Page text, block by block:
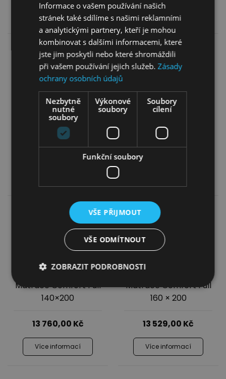
Více informací Více informací
Matrace Comfort Full
100 × 200
Kč
Matrace Comfort Full
120 × 200
12 260,00
Matrace Comfort Full
140×200
13 760,00 Kč
Více informací
Matrace Comfort Full
160 × 200
13 529,00 Kč
Více informací
Informace o vašem používání našich
stránek také sdílíme s našimi reklamními
a analytickými partnery, kteří je mohou
kombinovat s dalšími informacemi, které
jste jim poskytli nebo které shromáždili
při vašem používání jejich služeb.Zásady
ochrany osobních údajů
Nezbytně
nutné
soubory
Výkonové
soubory
Soubory
cílení
Funkční soubory
VŠE PŘIJMOUT
VŠE ODMÍTNOUT
ZOBRAZIT PODROBNOSTI